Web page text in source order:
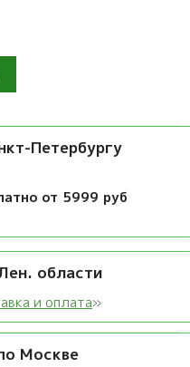
Петербургу
от 5999 руб
области
и оплата»
Москве